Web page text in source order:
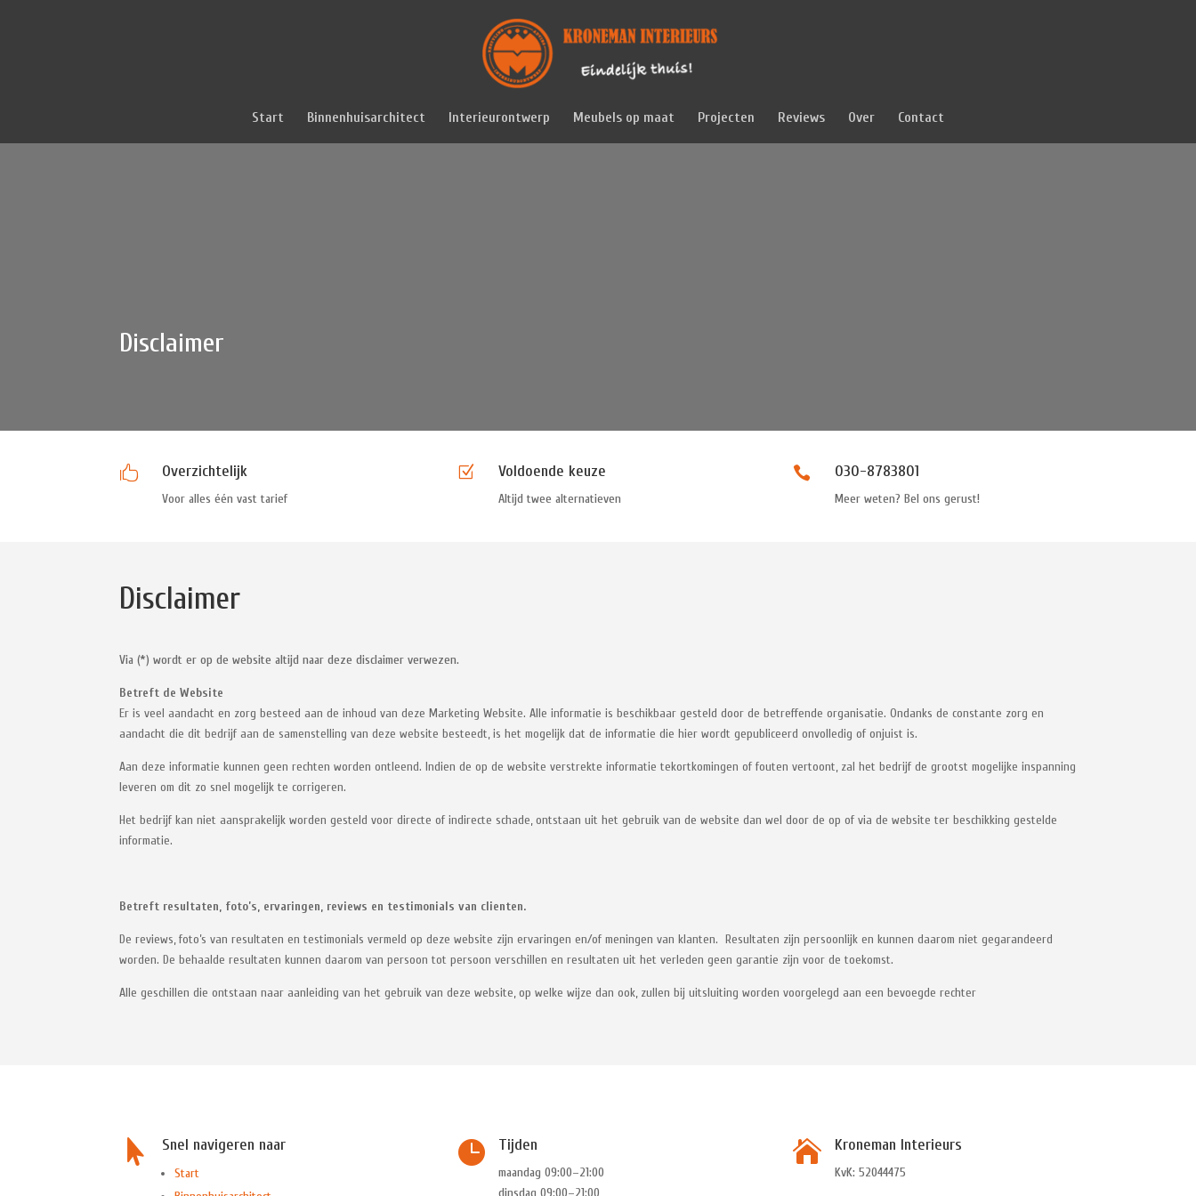
Start Binnenhuisarchitect Interieurontwerp Meubels op maat Projecten Reviews Over Contact
Disclaimer
 Overzichtelijk
Voor alles één vast tarief
Z Voldoende keuze
Altijd twee alternatieven
 030-8783801
Meer weten? Bel ons gerust!
Disclaimer
Via (*) wordt er op de website altijd naar deze disclaimer verwezen.
Betreft de Website
Er is veel aandacht en zorg besteed aan de inhoud van deze Marketing Website. Alle informatie is beschikbaar gesteld door de betreffende organisatie. Ondanks de constante zorg en
aandacht die dit bedrijf aan de samenstelling van deze website besteedt, is het mogelijk dat de informatie die hier wordt gepubliceerd onvolledig of onjuist is.
Aan deze informatie kunnen geen rechten worden ontleend. Indien de op de website verstrekte informatie tekortkomingen of fouten vertoont, zal het bedrijf de grootst mogelijke inspanning
leveren om dit zo snel mogelijk te corrigeren.
Het bedrijf kan niet aansprakelijk worden gesteld voor directe of indirecte schade, ontstaan uit het gebruik van de website dan wel door de op of via de website ter beschikking gestelde
informatie.
Betreft resultaten, foto’s, ervaringen, reviews en testimonials van clienten.
De reviews, foto’s van resultaten en testimonials vermeld op deze website zijn ervaringen en/of meningen van klanten. Resultaten zijn persoonlijk en kunnen daarom niet gegarandeerd
worden. De behaalde resultaten kunnen daarom van persoon tot persoon verschillen en resultaten uit het verleden geen garantie zijn voor de toekomst.
Alle geschillen die ontstaan naar aanleiding van het gebruik van deze website, op welke wijze dan ook, zullen bij uitsluiting worden voorgelegd aan een bevoegde rechter
 Snel navigeren naar
Start
 Tijden
maandag 09:00–21:00
dinsdag 09:00–21:00
 Kroneman Interieurs
KvK: 52044475